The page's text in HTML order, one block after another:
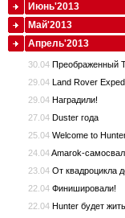
Июнь'2013
Май'2013
Апрель'2013
30.04 Преображенный
29.04 Land Rover
29.04 Наградили!
27.04 Duster года
25.04 Welcome to
24.04Amarok-самосвал
23.04 От квадроцикла
22.04 Финишировали!
22.04 Hunter будет